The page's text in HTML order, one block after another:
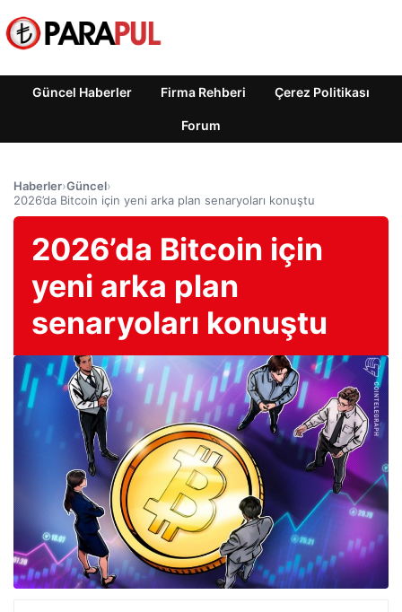
Güncel Haberler Firma Rehberi Çerez Politikası
Forum
Haberler›Güncel›
2026’da Bitcoin için yeni arka plan senaryoları konuştu
2026’da Bitcoin için
yeni arka plan
senaryoları konuştu